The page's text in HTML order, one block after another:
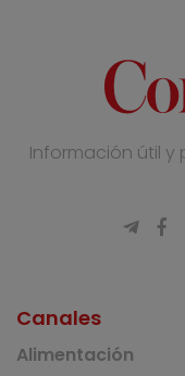
Información útil
Canales
Alimentación